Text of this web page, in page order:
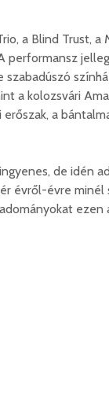
a Blind Trust, a
performansz
szabadúszó
a kolozsvári
a
de idén
évről-évre minél